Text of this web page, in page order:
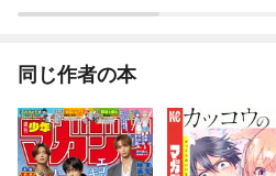
同じ作者の本